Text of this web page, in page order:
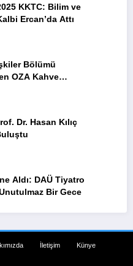
KKTC: Bilim ve
Ercan’da Attı
Bölümü
OZA Kahve
Dr. Hasan Kılıç
Aldı: DAÜ Tiyatro
Bir Gece
İletişim Künye